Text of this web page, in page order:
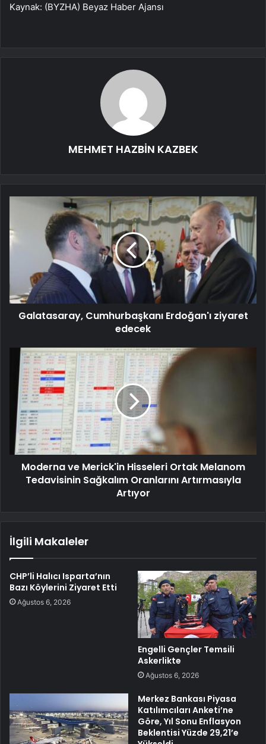
Kaynak: (BYZHA) Beyaz Haber Ajansı
MEHMET HAZBİN KAZBEK
Galatasaray, Cumhurbaşkanı Erdoğan'ı ziyaret
edecek
Moderna ve Merick'in Hisseleri Ortak Melanom
Tedavisinin Sağkalım Oranlarını Artırmasıyla
Artıyor
İlgili Makaleler
CHP’li Halıcı Isparta’nın
Bazı Köylerini Ziyaret Etti
Ağustos 6, 2026
Engelli Gençler Temsili
Askerlikte
Ağustos 6, 2026
Merkez Bankası Piyasa
Katılımcıları Anketi’ne
Göre, Yıl Sonu Enflasyon
Beklentisi Yüzde 29,21’e